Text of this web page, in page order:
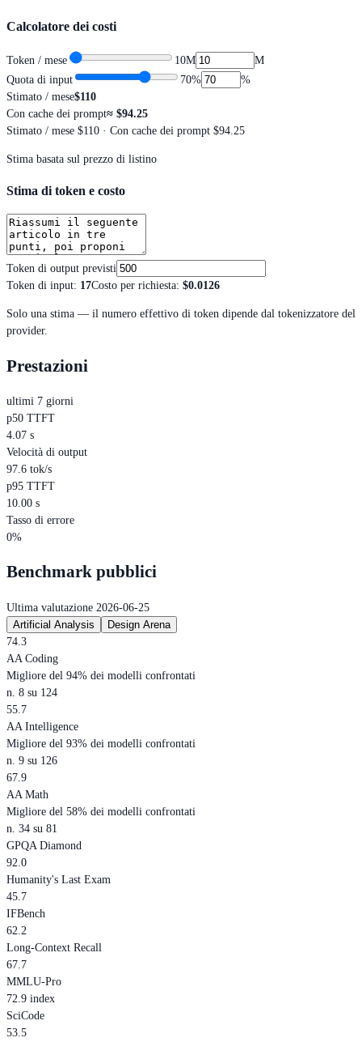
Calcolatore dei costi
Token / mese 10M
M
Quota di input
70%
%
Stimato / mese$110
Con cache dei prompt≈ $94.25
Stimato / mese $110 · Con cache dei prompt $94.25
Stima basata sul prezzo di listino
Stima di token e costo
Token di output previsti
Token di input: 17Costo per richiesta: $0.0126
Solo una stima — il numero effettivo di token dipende dal tokenizzatore del
provider.
Prestazioni
ultimi 7 giorni
p50 TTFT
4.07 s
Velocità di output
97.6 tok/s
p95 TTFT
10.00 s
Tasso di errore
0%
Benchmark pubblici
Ultima valutazione 2026-06-25
Artificial Analysis
Design Arena
74.3
AA Coding
Migliore del 94% dei modelli confrontati
n. 8 su 124
55.7
AA Intelligence
Migliore del 93% dei modelli confrontati
n. 9 su 126
67.9
AA Math
Migliore del 58% dei modelli confrontati
n. 34 su 81
GPQA Diamond
92.0
Humanity's Last Exam
45.7
IFBench
62.2
Long-Context Recall
67.7
MMLU-Pro
72.9 index
SciCode
53.5